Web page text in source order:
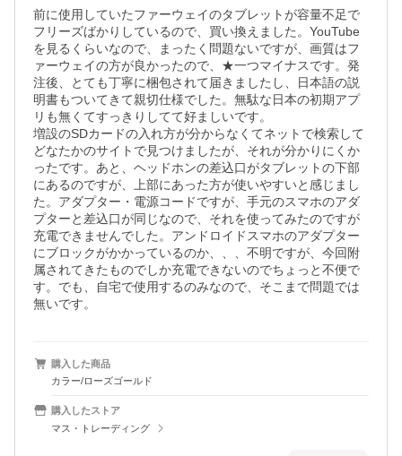
前に使用していたファーウェイのタブレットが容量不足で
フリーズばかりしているので、買い換えました。YouTube
を見るくらいなので、まったく問題ないですが、画質はフ
ァーウェイの方が良かったので、★一つマイナスです。発
注後、とても丁寧に梱包されて届きましたし、日本語の説
明書もついてきて親切仕様でした。無駄な日本の初期アプ
リも無くてすっきりしてて好ましいです。
増設のSDカードの入れ方が分からなくてネットで検索して
どなたかのサイトで見つけましたが、それが分かりにくか
ったです。あと、ヘッドホンの差込口がタブレットの下部
にあるのですが、上部にあった方が使いやすいと感じまし
た。アダプター・電源コードですが、手元のスマホのアダ
プターと差込口が同じなので、それを使ってみたのですが
充電できませんでした。アンドロイドスマホのアダプター
にブロックがかかっているのか、、、不明ですが、今回附
属されてきたものでしか充電できないのでちょっと不便で
す。でも、自宅で使用するのみなので、そこまで問題では
無いです。
購入した商品
カラー/ローズゴールド
購入したストア
マス・トレーディング